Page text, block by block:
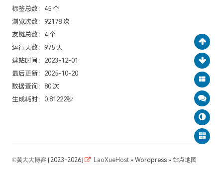
标签总数：45 个
浏览次数：92178 次
友链总数：4 个
运行天数：975 天
建站时间：2023-12-01
最后更新：2025-10-20
数据查询：80 次
生成耗时：0.81222秒
©黄大大博客 ⌈2023-2026⌋ LaoXueHost » Wordpress » 站点地图